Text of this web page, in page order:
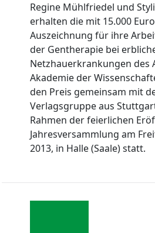
Regine Mühlfriedel und
erhalten die mit 15.000
Auszeichnung für ihre
der Gentherapie bei
Netzhauerkrankungen des
Akademie der
den Preis gemeinsam mit
Verlagsgruppe aus
Rahmen der feierlichen
Jahresversammlung am
2013, in Halle (Saale) statt.